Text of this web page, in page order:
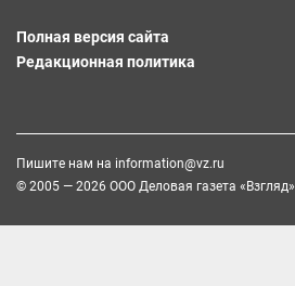
Полная версия сайта
Редакционная политика
Пишите нам на information@vz.ru
© 2005 — 2026 ООО Деловая газета «Взгляд»